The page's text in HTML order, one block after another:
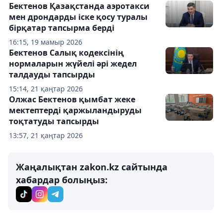
16:15, 19 мамыр 2026
Бектенов Қазақстанда аэротакси
мен дрондарды іске қосу туралы
бірқатар тапсырма берді
15:14, 21 қаңтар 2026
Бектенов Салық кодексінің
нормаларын жүйелі әрі жедел
талдауды тапсырды
13:57, 21 қаңтар 2026
Олжас Бектенов қымбат жеке
мектептерді қаржыландыруды
тоқтатуды тапсырды
Жаңалықтан zakon.kz сайтында
хабардар болыңыз: